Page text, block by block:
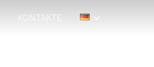
KONTAKTE